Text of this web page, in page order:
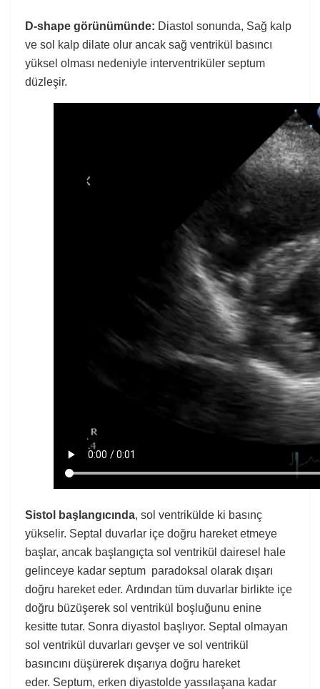
D-shape görünümünde: Diastol sonunda, Sağ kalp
ve sol kalp dilate olur ancak sağ ventrikül basıncı
yüksel olması nedeniyle interventriküler septum
düzleşir.
Sistol başlangıcında, sol ventrikülde ki basınç
yükselir. Septal duvarlar içe doğru hareket etmeye
başlar, ancak başlangıçta sol ventrikül dairesel hale
gelinceye kadar septum paradoksal olarak dışarı
doğru hareket eder. Ardından tüm duvarlar birlikte içe
doğru büzüşerek sol ventrikül boşluğunu enine
kesitte tutar. Sonra diyastol başlıyor. Septal olmayan
sol ventrikül duvarları gevşer ve sol ventrikül
basıncını düşürerek dışarıya doğru hareket
eder. Septum, erken diyastolde yassılaşana kadar